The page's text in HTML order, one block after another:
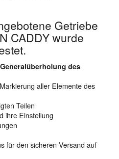
Getriebe
CADDY wurde
des
aller Elemente des
Teilen
ihre Einstellung
für den sicheren Versand auf